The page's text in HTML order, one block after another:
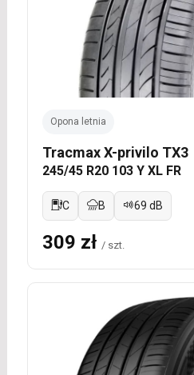
Opona letnia
Tracmax X-privilo TX3
245/45 R20 103 Y XL FR
C B 69 dB
309 zł / szt.